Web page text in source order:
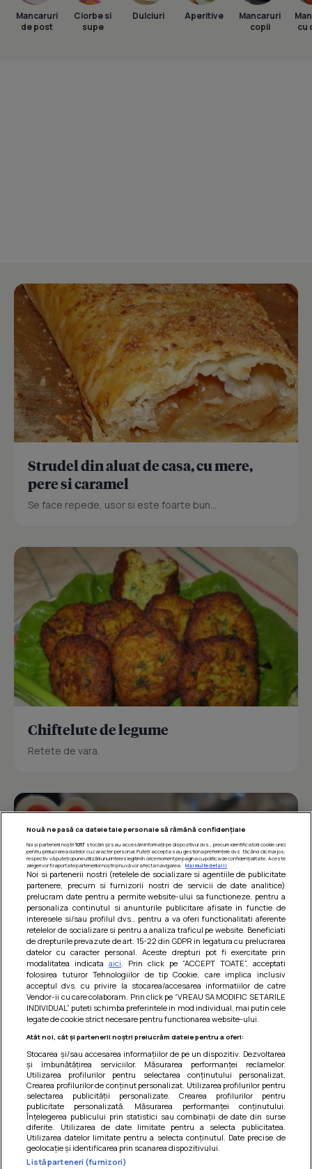
Mancaruri
de post
Ciorbe si
supe
Dulciuri Aperitive
Mancaruri
copii
cu
Strudel din aluat de casa, cu mere,
pere si caramel
Se face repede, usor si este foarte bun...
Chiftelute de legume
Retete de vara.
Barcute din vinete cu arpagic rosu
Un deliciu usor de preparat!
Nouă ne pasă ca datele tale personale să rămână confidențiale
Noi și partenerii noștri 1017 stocăm și/sau accesăm informații pe dispozitivul dvs., precum identificatorii cookie unici
pentru prelucrarea datelor cu caracter personal. Puteți accepta sau gestiona preferințele dvs. făcând clic mai jos,
respectiv vă puteți opune utilizării unui interes legitim în orice moment pe pagina cu politica de confidențialitate. Aceste
alegeri vor fi raportate partenerilor noștri și nu vă vor afecta navigarea.
Mai multe detalii
Noi si partenerii nostri (retelele de socializare si agentiile de publicitate
partenere, precum si furnizorii nostri de servicii de date analitice)
prelucram date pentru a permite website-ului sa functioneze, pentru a
personaliza continutul si anunturile publicitare afisate in functie de
interesele si/sau profilul dvs., pentru a va oferi functionalitati aferente
retelelor de socializare si pentru a analiza traficul pe website. Beneficiati
de drepturile prevazute de art. 15-22 din GDPR in legatura cu prelucrarea
datelor cu caracter personal. Aceste drepturi pot fi exercitate prin
modalitatea indicataaici . Prin click pe “ACCEPT TOATE”, acceptati
folosirea tuturor Tehnologiilor de tip Cookie, care implica inclusiv
acceptul dvs. cu privire la stocarea/accesarea informatiilor de catre
Vendor-ii cu care colaboram. Prin click pe “VREAU SA MODIFIC SETARILE
INDIVIDUAL” puteti schimba preferintele in mod individual, mai putin cele
legate de cookie strict necesare pentru functionarea website-ului.
Atât noi, cât și partenerii noștri prelucrăm datele pentru a oferi:
Stocarea și/sau accesarea informațiilor de pe un dispozitiv. Dezvoltarea
și îmbunătățirea serviciilor. Măsurarea performanței reclamelor.
Utilizarea profilurilor pentru selectarea conținutului personalizat.
Crearea profilurilor de conținut personalizat. Utilizarea profilurilor pentru
selectarea publicității personalizate. Crearea profilurilor pentru
publicitate personalizată. Măsurarea performanței conținutului.
Înțelegerea publicului prin statistici sau combinații de date din surse
diferite. Utilizarea de date limitate pentru a selecta publicitatea.
Utilizarea datelor limitate pentru a selecta conținutul. Date precise de
geolocație și identificarea prin scanarea dispozitivului.
Listă parteneri (furnizori)